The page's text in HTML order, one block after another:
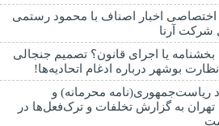
اختصاصی اخبار اصناف با محمود رستمی
شرکت آرنا
بخشنامه یا اجرای قانون؟ تصمیم جنجالی
بوشهر درباره ادغام اتحادیه‌ها!
ریاست‌جمهوری(نامه محرمانه) و
تهران به گزارش تخلفات و ترک‌فعل‌ها در